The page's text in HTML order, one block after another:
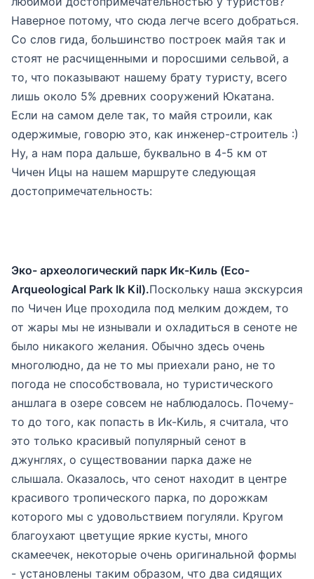
Наверное потому, что сюда легче всего добраться.
Со слов гида, большинство построек майя так и
стоят не расчищенными и поросшими сельвой, а
то, что показывают нашему брату туристу, всего
лишь около 5% древних сооружений Юкатана.
Если на самом деле так, то майя строили, как
одержимые, говорю это, как инженер-строитель :)
Ну, а нам пора дальше, буквально в 4-5 км от
Чичен Ицы на нашем маршруте следующая
достопримечательность:
Эко- археологический парк Ик-Киль (Eco-
Arqueological Park Ik Kil).Поскольку наша экскурсия
по Чичен Ице проходила под мелким дождем, то
от жары мы не изнывали и охладиться в сеноте не
было никакого желания. Обычно здесь очень
многолюдно, да не то мы приехали рано, не то
погода не способствовала, но туристического
аншлага в озере совсем не наблюдалось. Почему-
то до того, как попасть в Ик-Киль, я считала, что
это только красивый популярный сенот в
джунглях, о существовании парка даже не
слышала. Оказалось, что сенот находит в центре
красивого тропического парка, по дорожкам
которого мы с удовольствием погуляли. Кругом
благоухают цветущие яркие кусты, много
скамеечек, некоторые очень оригинальной формы
- установлены таким образом, что два сидящих